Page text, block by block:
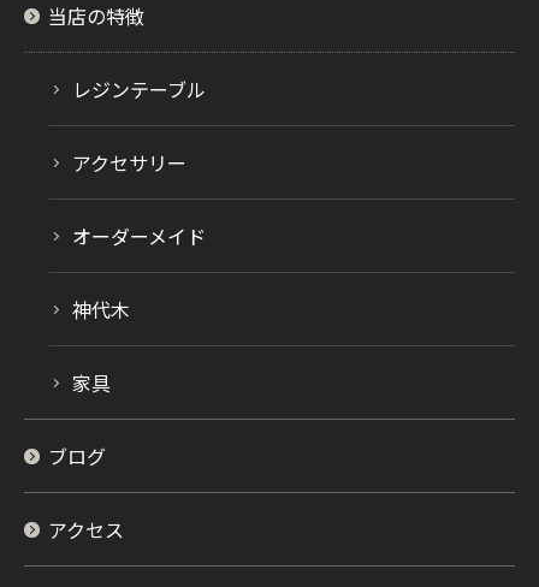
当店の特徴
レジンテーブル
アクセサリー
オーダーメイド
神代木
家具
ブログ
アクセス